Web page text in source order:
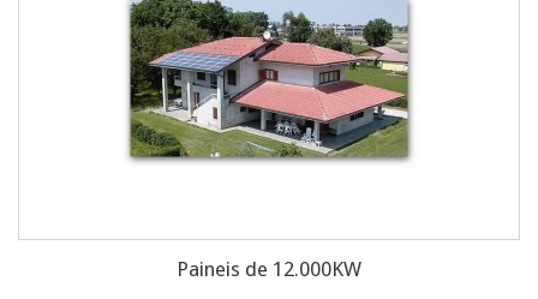
Paineis de 12.000KW